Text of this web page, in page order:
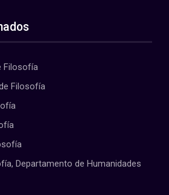
Filosofía
Filosofía
Departamento de Humanidades